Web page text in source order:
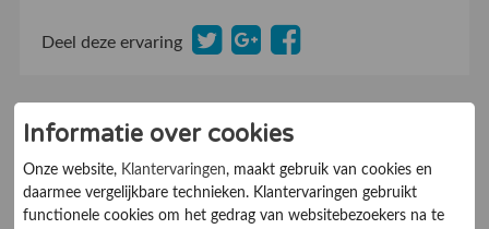
Deel deze ervaring
9.5
L. Snoeren
Beveelt dit bedrijf aan: Ja
De klant kent ons van: Internet
Informatie over cookies
Onze website, Klantervaringen, maakt gebruik van cookies en
daarmee vergelijkbare technieken. Klantervaringen gebruikt
functionele cookies om het gedrag van websitebezoekers na te